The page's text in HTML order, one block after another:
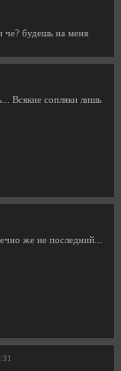
че? будешь на меня
Всякие сопляки лишь
же не последний...